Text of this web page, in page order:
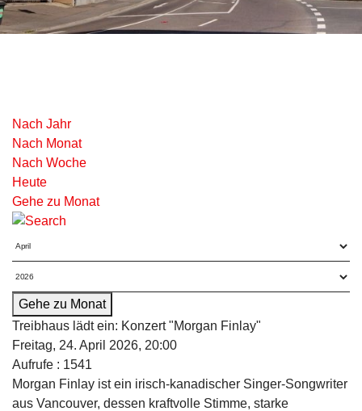
Nach Jahr
Nach Monat
Nach Woche
Heute
Gehe zu Monat
Gehe zu Monat
Treibhaus lädt ein: Konzert "Morgan Finlay"
Freitag, 24. April 2026, 20:00
Aufrufe : 1541
Morgan Finlay ist ein irisch-kanadischer Singer-Songwriter
aus Vancouver, dessen kraftvolle Stimme, starke